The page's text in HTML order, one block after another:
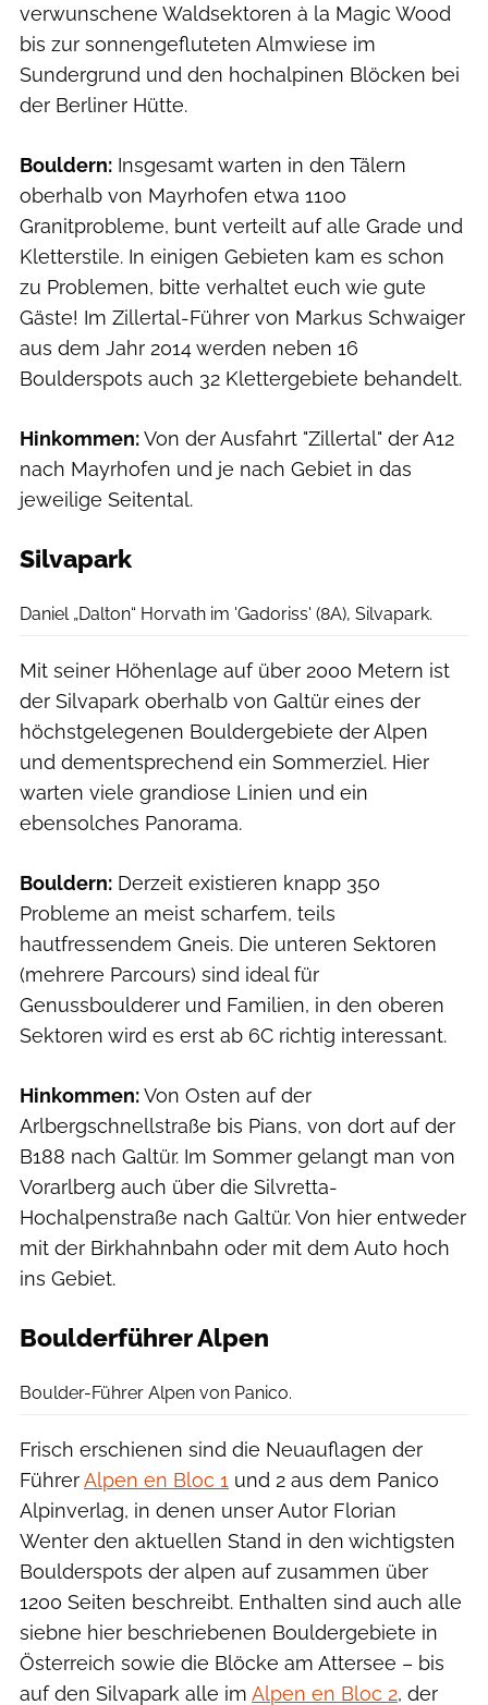
verwunschene Waldsektoren à la Magic Wood
bis zur sonnengefluteten Almwiese im
Sundergrund und den hochalpinen Blöcken bei
der Berliner Hütte.
Bouldern: Insgesamt warten in den Tälern
oberhalb von Mayrhofen etwa 1100
Granitprobleme, bunt verteilt auf alle Grade und
Kletterstile. In einigen Gebieten kam es schon
zu Problemen, bitte verhaltet euch wie gute
Gäste! Im Zillertal-Führer von Markus Schwaiger
aus dem Jahr 2014 werden neben 16
Boulderspots auch 32 Klettergebiete behandelt.
Hinkommen:Von der Ausfahrt "Zillertal" der A12
nach Mayrhofen und je nach Gebiet in das
jeweilige Seitental.
Silvapark
Daniel „Dalton“ Horvath im 'Gadoriss' (8A), Silvapark.
Mit seiner Höhenlage auf über 2000 Metern ist
der Silvapark oberhalb von Galtür eines der
höchstgelegenen Bouldergebiete der Alpen
und dementsprechend ein Sommerziel. Hier
warten viele grandiose Linien und ein
ebensolches Panorama.
Bouldern: Derzeit existieren knapp 350
Probleme an meist scharfem, teils
hautfressendem Gneis. Die unteren Sektoren
(mehrere Parcours) sind ideal für
Genussboulderer und Familien, in den oberen
Sektoren wird es erst ab 6C richtig interessant.
Hinkommen:Von Osten auf der
Arlbergschnellstraße bis Pians, von dort auf der
B188 nach Galtür. Im Sommer gelangt man von
Vorarlberg auch über die Silvretta-
Hochalpenstraße nach Galtür. Von hier entweder
mit der Birkhahnbahn oder mit dem Auto hoch
ins Gebiet.
Boulderführer Alpen
Boulder-Führer Alpen von Panico.
Frisch erschienen sind die Neuauflagen der
FührerAlpen en Bloc 1 und 2 aus dem Panico
Alpinverlag, in denen unser Autor Florian
Wenter den aktuellen Stand in den wichtigsten
Boulderspots der alpen auf zusammen über
1200 Seiten beschreibt. Enthalten sind auch alle
siebne hier beschriebenen Bouldergebiete in
Österreich sowie die Blöcke am Attersee – bis
auf den Silvapark alle im Alpen en Bloc 2, der